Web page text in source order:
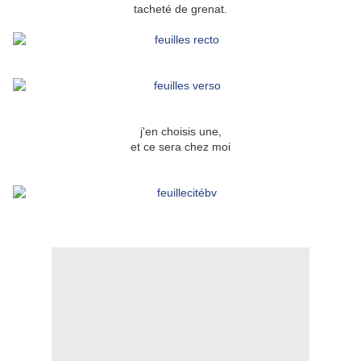
tacheté de grenat.
j'en choisis une,
et ce sera chez moi